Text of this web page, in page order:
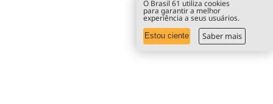
O Brasil 61 utiliza cookies
para garantir a melhor
experiência a seus usuários.
Estou ciente Saber mais